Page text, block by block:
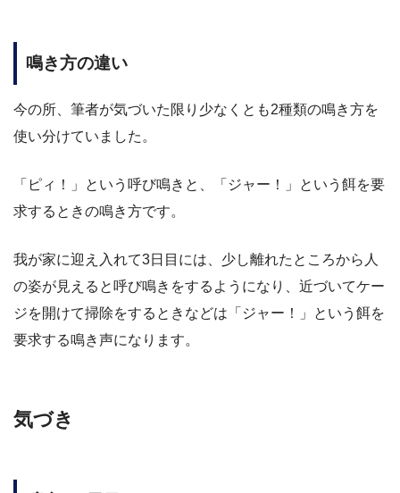
鳴き方の違い
今の所、筆者が気づいた限り少なくとも2種類の鳴き方を
使い分けていました。
「ピィ！」という呼び鳴きと、「ジャー！」という餌を要
求するときの鳴き方です。
我が家に迎え入れて3日目には、少し離れたところから人
の姿が見えると呼び鳴きをするようになり、近づいてケー
ジを開けて掃除をするときなどは「ジャー！」という餌を
要求する鳴き声になります。
気づき